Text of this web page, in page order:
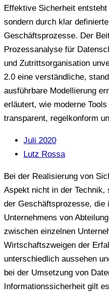
Effektive Sicherheit
sondern durch klar
Geschäftsprozesse. Der
Prozessanalyse für
und Zutrittsorganisation
2.0 eine verständliche,
ausführbare Modellierung
erläutert, wie moderne
transparent, regelkonform
Juli 2020
Lutz Rossa
Bei der Realisierung von
Aspekt nicht in der Technik,
der Geschäftsprozesse, die
Unternehmens von
zwischen einzelnen
Wirtschaftszweigen der
unterschiedlich aussehen
bei der Umsetzung von
Informationssicherheit gilt